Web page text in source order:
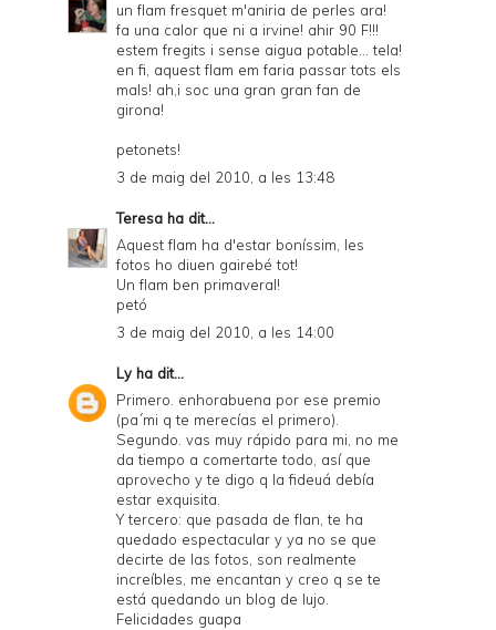
un flam fresquet m'aniria de perles ara!
fa una calor que ni a irvine! ahir 90 F!!!
estem fregits i sense aigua potable... tela!
en fi, aquest flam em faria passar tots els
mals! ah,i soc una gran gran fan de
girona!
petonets!
3 de maig del 2010, a les 13:48
Teresa ha dit...
Aquest flam ha d'estar boníssim, les
fotos ho diuen gairebé tot!
Un flam ben primaveral!
petó
3 de maig del 2010, a les 14:00
Lyha dit...
Primero. enhorabuena por ese premio
(pa´mi q te merecías el primero).
Segundo. vas muy rápido para mi, no me
da tiempo a comertarte todo, así que
aprovecho y te digo q la fideuá debía
estar exquisita.
Y tercero: que pasada de flan, te ha
quedado espectacular y ya no se que
decirte de las fotos, son realmente
increíbles, me encantan y creo q se te
está quedando un blog de lujo.
Felicidades guapa